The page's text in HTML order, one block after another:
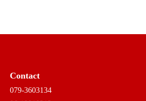
Contact
079-3603134